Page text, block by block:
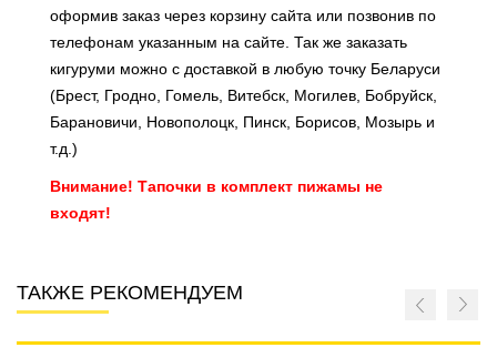
оформив заказ через корзину сайта или позвонив по
телефонам указанным на сайте. Так же заказать
кигуруми можно с доставкой в любую точку Беларуси
(Брест, Гродно, Гомель, Витебск, Могилев, Бобруйск,
Барановичи, Новополоцк, Пинск, Борисов, Мозырь и
т.д.)
Внимание! Тапочки в комплект пижамы не
входят!
ТАКЖЕ РЕКОМЕНДУЕМ